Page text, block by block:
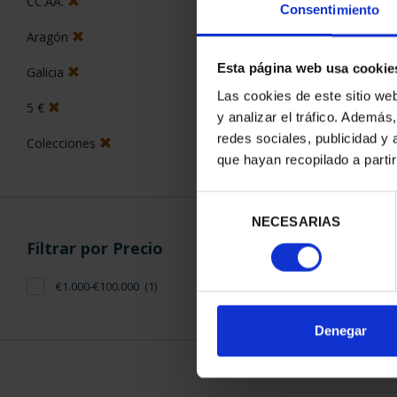
Consentimiento
Esta página web usa
Las cookies de este sitio
y analizar el tráfico.
redes sociales, publicidad y
que hayan recopilado a
consentimiento
NECESARIAS
Denegar
Aragón
Galicia
5 €
Colecciones
Filtrar por Precio
€1.000-€100.000 (1)
CAPITALES
ORDENAR POR: